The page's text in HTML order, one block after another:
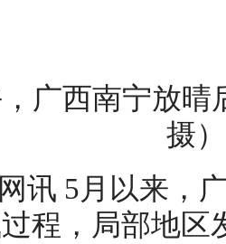
广西南宁放
摄）
讯 5月以来，
程，局部地区